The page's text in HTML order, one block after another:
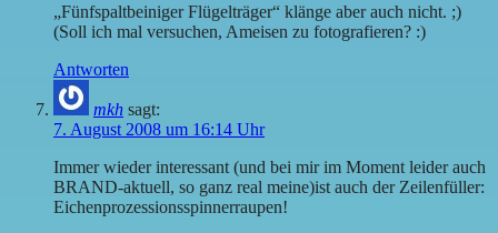
„Fünfspaltbeiniger Flügelträger“ klänge aber auch nicht. ;)
(Soll ich mal versuchen, Ameisen zu fotografieren? :)
Antworten
mkh sagt:
7. August 2008 um 16:14 Uhr
Immer wieder interessant (und bei mir im Moment leider auch
BRAND-aktuell, so ganz real meine)ist auch der Zeilenfüller:
Eichenprozessionsspinnerraupen!